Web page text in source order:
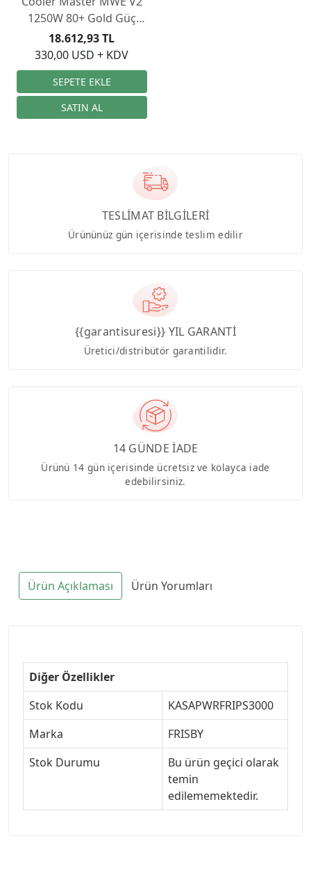
1250W 80+ Gold Güç
Kaynağı
330,00 USD + KDV
18.612,93 TL
TESLİMAT BİLGİLERİ
Ürününüz gün içerisinde teslim edilir
{{garantisuresi}} YIL GARANTİ
Üretici/distribütör garantilidir.
14 GÜNDE İADE
Ürünü 14 gün içerisinde ücretsiz ve kolayca iade
edebilirsiniz.
Ürün Açıklaması Ürün Yorumları
Diğer Özellikler
Stok Kodu
KASAPWRFRIPS3000
Marka
FRISBY
Stok Durumu
Bu ürün geçici olarak
temin
edilememektedir.